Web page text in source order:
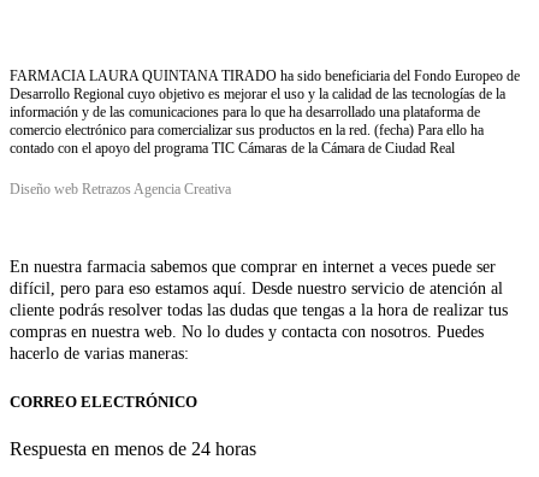
FARMACIA LAURA QUINTANA TIRADO ha sido beneficiaria del Fondo Europeo de
Desarrollo Regional cuyo objetivo es mejorar el uso y la calidad de las tecnologías de la
información y de las comunicaciones para lo que ha desarrollado una plataforma de
comercio electrónico para comercializar sus productos en la red. (fecha) Para ello ha
contado con el apoyo del programa TIC Cámaras de la Cámara de Ciudad Real
Diseño web Retrazos Agencia Creativa
En nuestra farmacia sabemos que comprar en internet a veces puede ser
difícil, pero para eso estamos aquí. Desde nuestro servicio de atención al
cliente podrás resolver todas las dudas que tengas a la hora de realizar tus
compras en nuestra web. No lo dudes y contacta con nosotros. Puedes
hacerlo de varias maneras:
CORREO ELECTRÓNICO
Respuesta en menos de 24 horas